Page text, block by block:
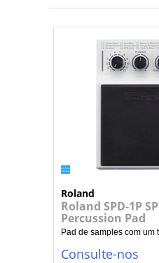
Roland
Roland SPD-1P
Percussion Pad
Pad de samples com um
Consulte-nos